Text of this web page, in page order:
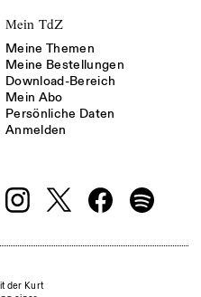
Mein TdZ
Meine Themen
Meine Bestellungen
Download-Bereich
Mein Abo
Persönliche Daten
Anmelden
der Kurt